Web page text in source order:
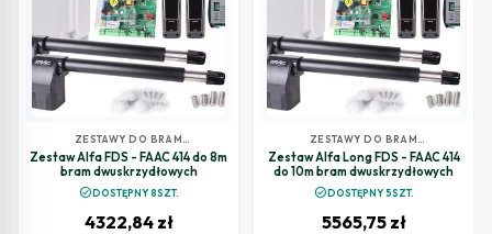
ZESTAWY DO BRAM
SKRZYDŁOWYCH
Zestaw Alfa FDS - FAAC 414 do 8m
bram dwuskrzydłowych
check_circleDOSTĘPNY 8SZT.
4322,84 zł
ZESTAWY DO BRAM
SKRZYDŁOWYCH
Zestaw Alfa Long FDS - FAAC 414
do 10m bram dwuskrzydłowych
check_circleDOSTĘPNY 5SZT.
5565,75 zł